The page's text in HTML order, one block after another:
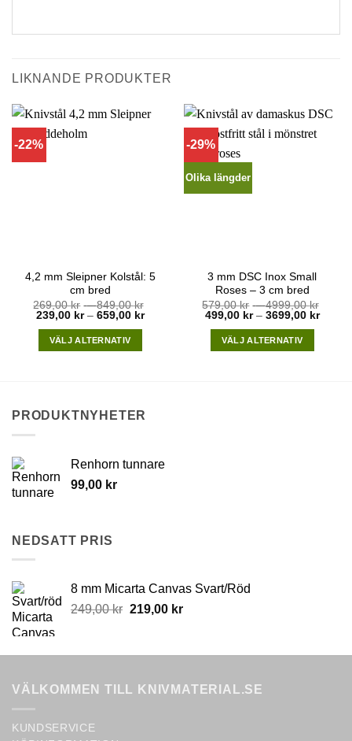
LIKNANDE PRODUKTER
-22%
4,2 mm Sleipner Kolstål: 5
cm bred
269,00kr – 849,00kr
239,00 kr – 659,00 krPrice
VÄLJ ALTERNATIV
multiple
options
be
the
-29%
Olika längder
3 mm DSC Inox Small
Roses – 3 cm bred
579,00kr – 4999,00kr
499,00 kr – 3699,00 krPrice
VÄLJ ALTERNATIV
PRODUKTNYHETER
Renhorn tunnare
99,00 kr
NEDSATT PRIS
8 mm Micarta Canvas Svart/Röd
249,00kr Original
249,00 kr.
219,00 krCurrent
219,00 kr.
VÄLKOMMEN TILL KNIVMATERIAL.SE
KUNDSERVICE